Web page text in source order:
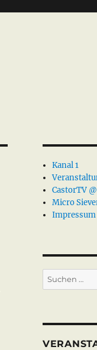
Kanal 1
CastorTV
Micro
Impressum
Suche
nach: